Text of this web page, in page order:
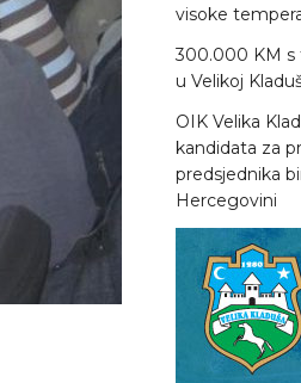
visoke
300.000 KM s
u Velikoj
OIK Velika
kandidata za
predsjednika
Hercegovini